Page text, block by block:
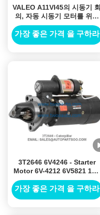
VALEO A11VI45의 시동기 회
의, 자동 시동기 모터를 위한
시동기
가장 좋은 가격 을 구하라
3T2646 6V4246 - Starter
Motor 6V-4212 6V5821 12V
11T
가장 좋은 가격 을 구하라